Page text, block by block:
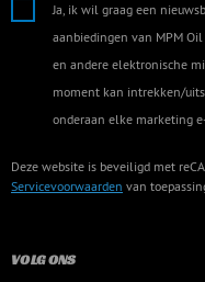
Ja, ik wil graag een
aanbiedingen van MPM
en andere elektronische
moment kan intrekken/
onderaan elke marketing
Deze website is beveiligd met
Servicevoorwaarden van
VOLG ONS